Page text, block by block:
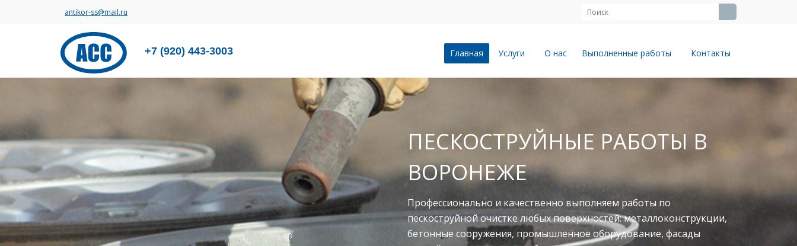
antikor-ss@mail.ru
+7 (920) 443-3003 Главная Услуги О нас Выполненные работы Контакты
ПЕСКОСТРУЙНЫЕ РАБОТЫ В
ВОРОНЕЖЕ
Профессионально и качественно выполняем работы по
пескоструйной очистке любых поверхностей: металлоконструкции,
бетонные сооружения, промышленное оборудование, фасады